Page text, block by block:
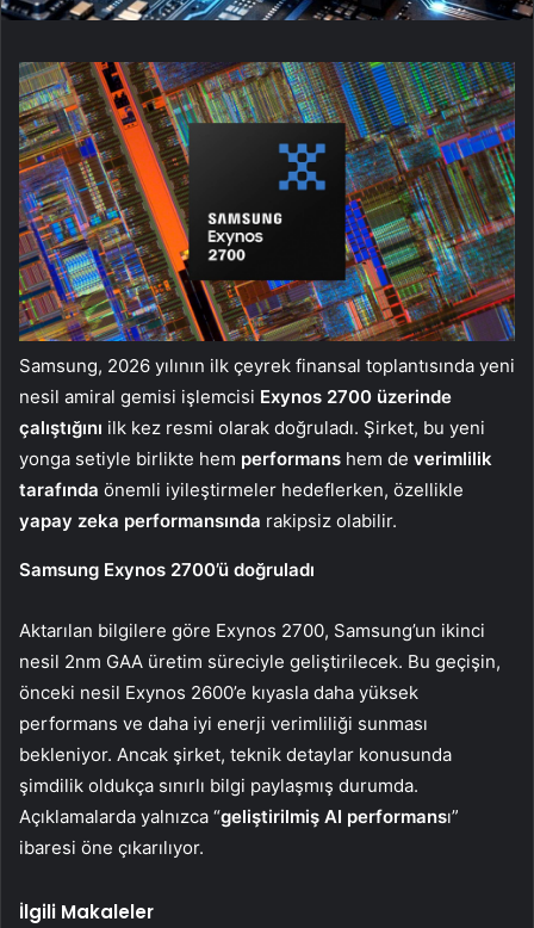
Samsung, 2026 yılının ilk çeyrek finansal toplantısında yeni
nesil amiral gemisi işlemcisi Exynos 2700 üzerinde
çalıştığını ilk kez resmi olarak doğruladı. Şirket, bu yeni
yonga setiyle birlikte hem performans hem de verimlilik
tarafında önemli iyileştirmeler hedeflerken, özellikle
yapay zeka performansında rakipsiz olabilir.
Samsung Exynos 2700’ü doğruladı
Aktarılan bilgilere göre Exynos 2700, Samsung’un ikinci
nesil 2nm GAA üretim süreciyle geliştirilecek. Bu geçişin,
önceki nesil Exynos 2600’e kıyasla daha yüksek
performans ve daha iyi enerji verimliliği sunması
bekleniyor. Ancak şirket, teknik detaylar konusunda
şimdilik oldukça sınırlı bilgi paylaşmış durumda.
Açıklamalarda yalnızca “geliştirilmiş AI performansı”
ibaresi öne çıkarılıyor.
İlgili Makaleler